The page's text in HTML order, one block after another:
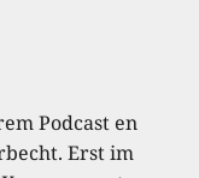
Podcast en
Erst im